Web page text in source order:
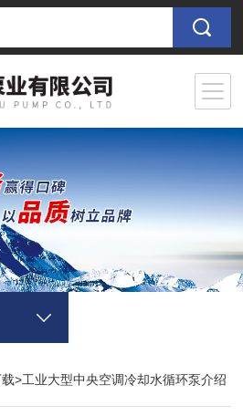
>工业大型中央空调冷却水循环泵介绍